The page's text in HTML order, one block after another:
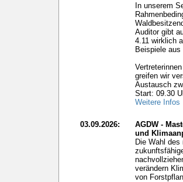
In unserem
Auditor gibt
4.11 wirklich
Beispiele
greifen wir
Austausch
Start: 09.30
Weitere Infos
03.09.2026:
AGDW -
und
Die Wahl
verändern
von